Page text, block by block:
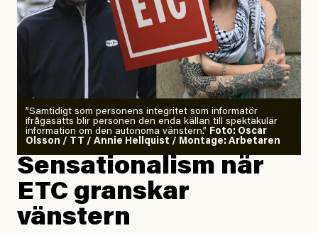
”Samtidigt som personens integritet som informatör
ifrågasätts blir personen den enda källan till spektakulär
information om den autonoma vänstern.” Foto: Oscar
Olsson / TT / Annie Hellquist / Montage: Arbetaren
Sensationalism när
ETC granskar
vänstern